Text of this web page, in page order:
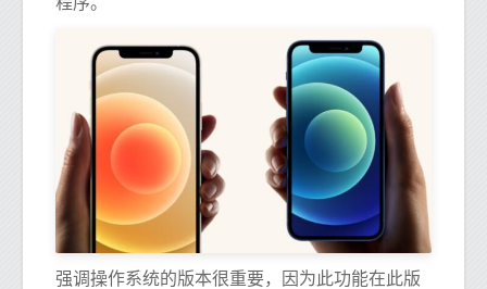
强调操作系统的版本很重要，因为此功能在此版